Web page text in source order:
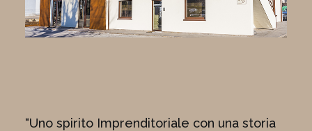
“Uno spirito Imprenditoriale con una storia